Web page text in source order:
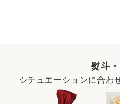
熨斗
シチュエーションに合わ